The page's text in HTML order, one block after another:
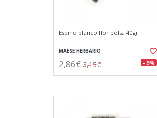
Espino blanco flor bolsa 40gr
MAESE HERBARIO
2,86€ 3,15€ - 9%